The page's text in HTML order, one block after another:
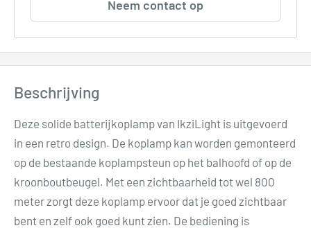
Neem contact op
Beschrijving
Deze solide batterijkoplamp van IkziLight is uitgevoerd
in een retro design. De koplamp kan worden gemonteerd
op de bestaande koplampsteun op het balhoofd of op de
kroonboutbeugel. Met een zichtbaarheid tot wel 800
meter zorgt deze koplamp ervoor dat je goed zichtbaar
bent en zelf ook goed kunt zien. De bediening is